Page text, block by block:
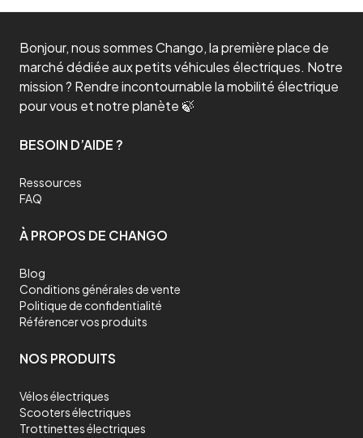
Bonjour, nous sommes Chango, la première place de
marché dédiée aux petits véhicules électriques. Notre
mission ? Rendre incontournable la mobilité électrique
pour vous et notre planète 🍃
BESOIN D’AIDE ?
Ressources
FAQ
À PROPOS DE CHANGO
Blog
Conditions générales de vente
Politique de confidentialité
Référencer vos produits
NOS PRODUITS
Vélos électriques
Scooters électriques
Trottinettes électriques